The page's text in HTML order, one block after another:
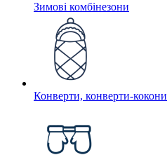
Зимові комбінезони
Конверти, конверти-кокони